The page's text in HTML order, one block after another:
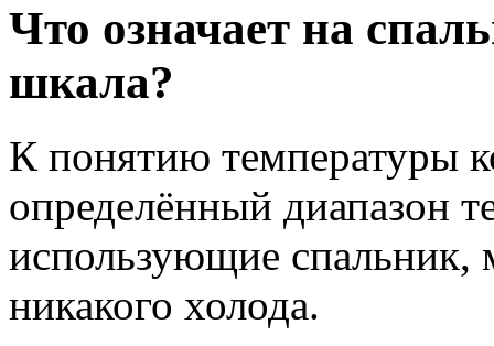
Что означает на
шкала?
К понятию температуры
определённый диапазон
использующие спальник,
никакого холода.